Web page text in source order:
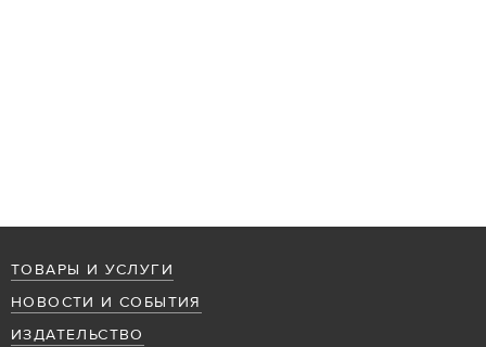
ТОВАРЫ И УСЛУГИ
НОВОСТИ И СОБЫТИЯ
ИЗДАТЕЛЬСТВО